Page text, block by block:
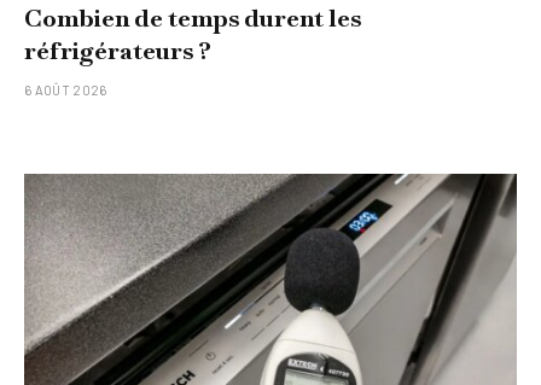
Combien de temps durent les
réfrigérateurs ?
6 AOÛT 2026